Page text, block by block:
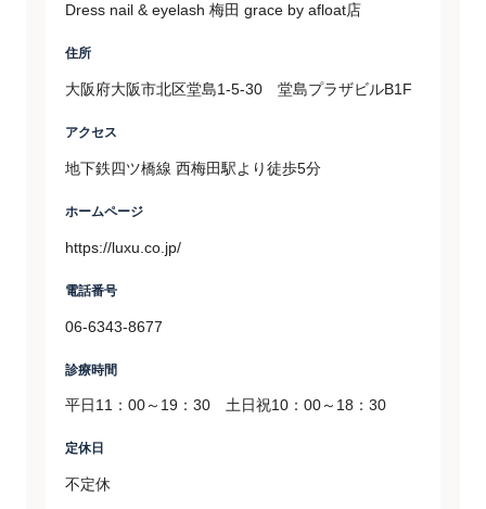
Dress nail & eyelash 梅田 grace by afloat店
住所
大阪府大阪市北区堂島1-5-30 堂島プラザビルB1F
アクセス
地下鉄四ツ橋線 西梅田駅より徒歩5分
ホームページ
https://luxu.co.jp/
電話番号
06-6343-8677
診療時間
平日11：00～19：30 土日祝10：00～18：30
定休日
不定休